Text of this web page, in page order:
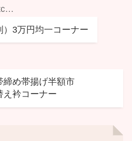
3万円均一コーナー
帯揚げ半額市
え衿コーナー